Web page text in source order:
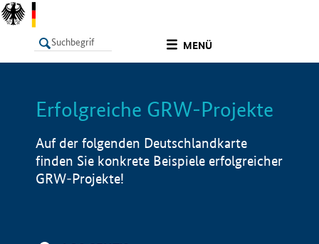
MENÜ
LISTE Info
Erfolgreiche GRW-Projekte
Auf der folgenden Deutschlandkarte
finden Sie konkrete Beispiele erfolgreicher
GRW-Projekte!